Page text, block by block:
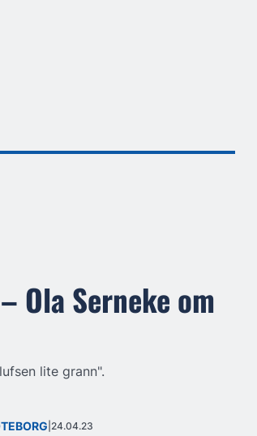
Ola Serneke om
lite grann".
24.04.23